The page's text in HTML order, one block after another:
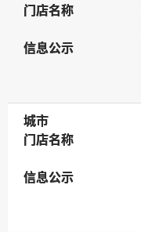
门店名称
门店名称
信息公示
信息公示
城市
城市
门店名称
门店名称
信息公示
信息公示